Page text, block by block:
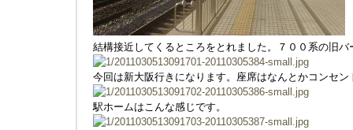
結構接近してくるところをとれました。７００系の旧
今回は新大阪行きになります。座席はなんとかコンセ
駅ホームはこんな感じです。